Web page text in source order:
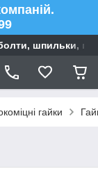
шпильки,
гайки